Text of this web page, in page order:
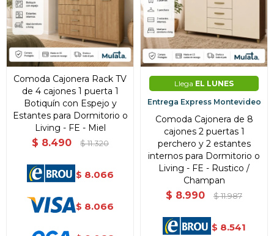
Comoda Cajonera Rack TV
de 4 cajones 1 puerta 1
Botiquín con Espejo y
Estantes para Dormitorio o
Living - FE - Miel
$ 8.490 $ 11.320
$ 8.066
$ 8.066
Llega EL LUNES
Entrega Express Montevideo
Comoda Cajonera de 8
cajones 2 puertas 1
perchero y 2 estantes
internos para Dormitorio o
Living - FE - Rustico /
Champan
$ 8.990 $ 11.987
$ 8.541